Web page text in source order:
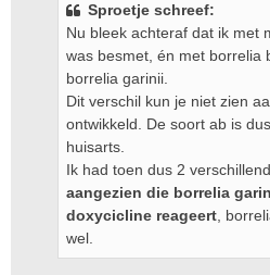
Sproetje schreef:
Nu bleek achteraf dat ik met
was besmet, én met borrelia
borrelia garinii.
Dit verschil kun je niet zien
ontwikkeld. De soort ab is
huisarts.
Ik had toen dus 2
aangezien die borrelia
doxycicline reageert ,
wel.